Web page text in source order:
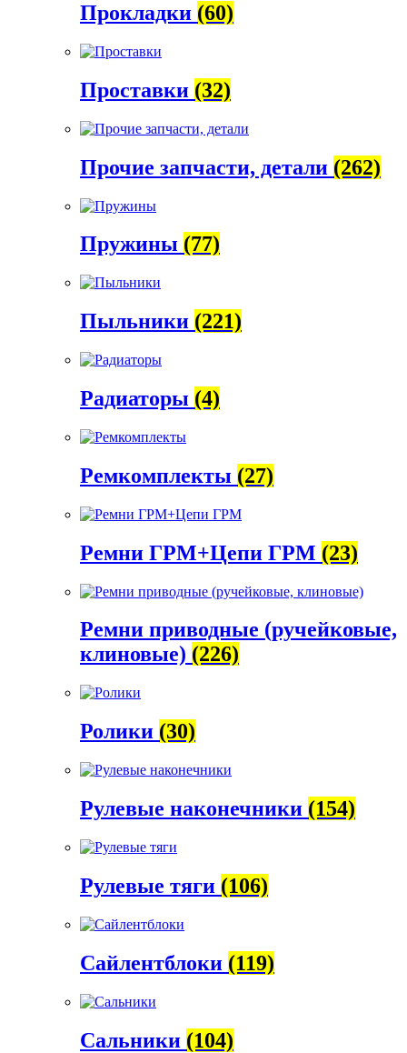
Прокладки (60)
Проставки (32)
Прочие запчасти, детали (262)
Пружины (77)
Пыльники (221)
Радиаторы (4)
Ремкомплекты (27)
Ремни ГРМ+Цепи ГРМ (23)
Ремни приводные (ручейковые,
клиновые) (226)
Ролики (30)
Рулевые наконечники (154)
Рулевые тяги (106)
Сайлентблоки (119)
Сальники (104)